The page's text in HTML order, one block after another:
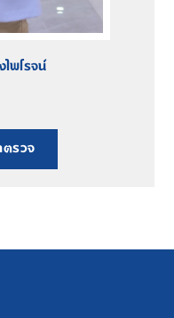
พโรจน์
ตรวจ